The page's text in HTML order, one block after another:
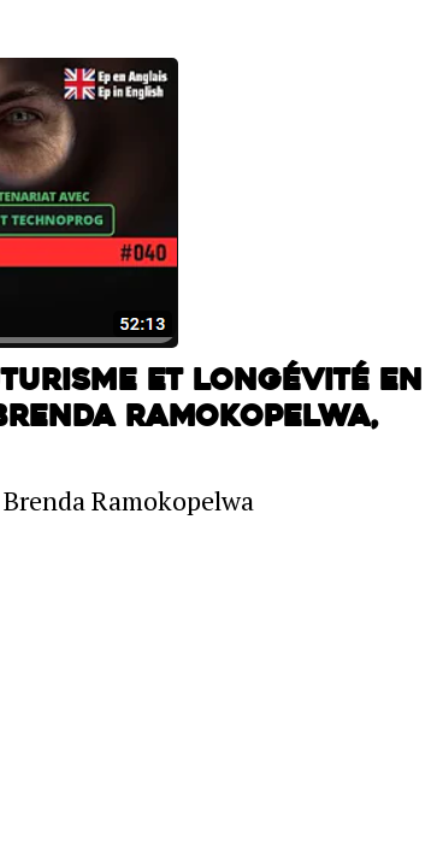
et longévité en
Ramokopelwa,
Ramokopelwa